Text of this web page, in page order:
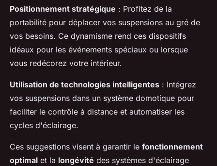
Positionnement stratégique : Profitez de la
portabilité pour déplacer vos suspensions au gré de
vos besoins. Ce dynamisme rend ces dispositifs
idéaux pour les événements spéciaux ou lorsque
vous redécorez votre intérieur.
Utilisation de technologies intelligentes : Intégrez
vos suspensions dans un système domotique pour
faciliter le contrôle à distance et automatiser les
cycles d'éclairage.
Ces suggestions visent à garantir le fonctionnement
optimal et la longévité des systèmes d'éclairage